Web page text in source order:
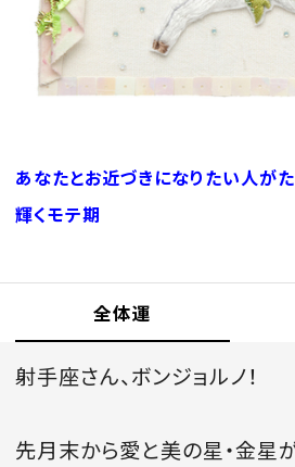
Log in or Sign up
SPUR読者のためのメンバーシッ
便利な機
ログイン・新規会
FOLLOW US
あなたとお近づきになりたい人が
輝くモテ期
全体運
射手座さん、ボンジョルノ！
先月末から愛と美の星・金星